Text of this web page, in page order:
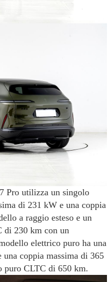
Pro utilizza un singolo
di 231 kW e una coppia
a raggio esteso e un
di 230 km con un
elettrico puro ha una
coppia massima di 365
puro CLTC di 650 km.